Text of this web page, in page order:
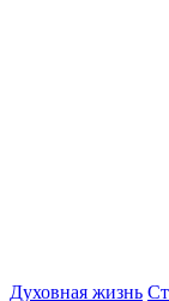
Духовная жизнь